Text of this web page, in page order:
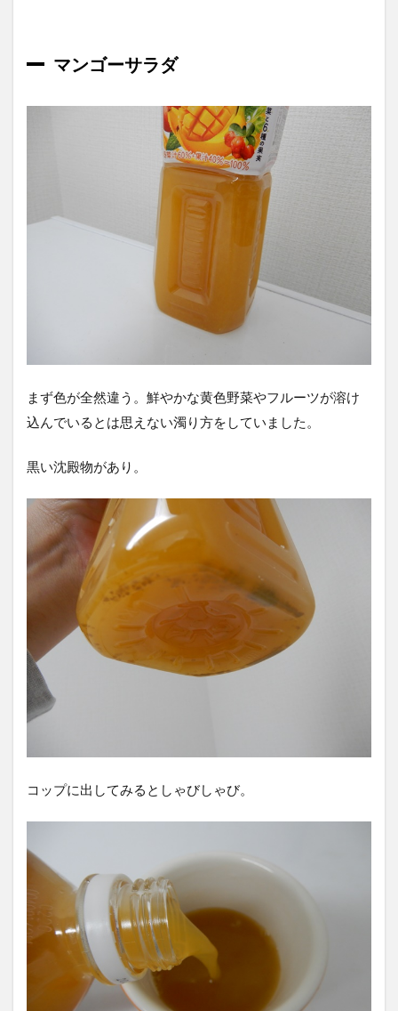
マンゴーサラダ
まず色が全然違う。鮮やかな黄色野菜やフルーツが溶け
込んでいるとは思えない濁り方をしていました。
黒い沈殿物があり。
コップに出してみるとしゃびしゃび。